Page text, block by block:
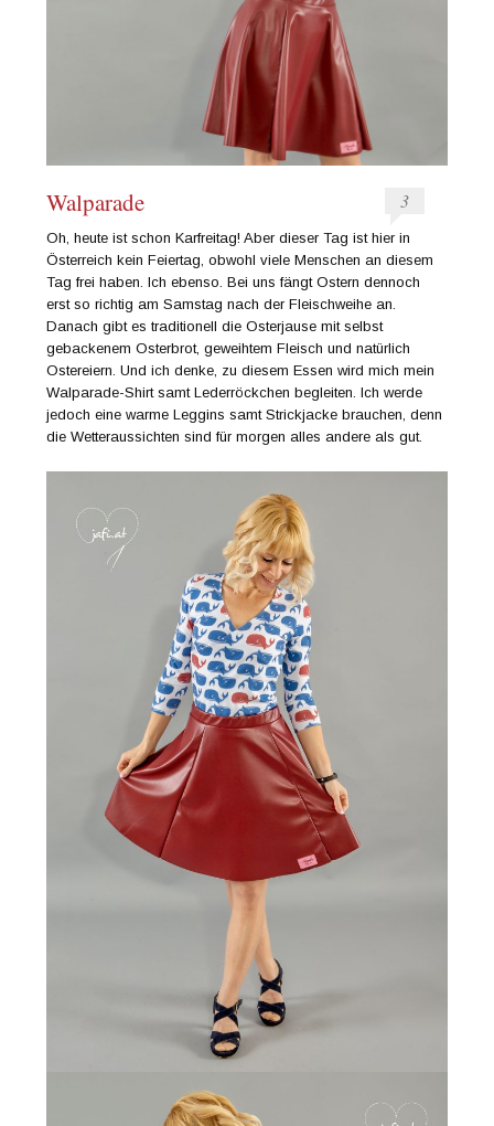
Walparade 3
Oh, heute ist schon Karfreitag! Aber dieser Tag ist hier in
Österreich kein Feiertag, obwohl viele Menschen an diesem
Tag frei haben. Ich ebenso. Bei uns fängt Ostern dennoch
erst so richtig am Samstag nach der Fleischweihe an.
Danach gibt es traditionell die Osterjause mit selbst
gebackenem Osterbrot, geweihtem Fleisch und natürlich
Ostereiern. Und ich denke, zu diesem Essen wird mich mein
Walparade-Shirt samt Lederröckchen begleiten. Ich werde
jedoch eine warme Leggins samt Strickjacke brauchen, denn
die Wetteraussichten sind für morgen alles andere als gut.